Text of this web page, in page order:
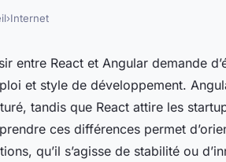
ou angular :
?
›Internet
entre React et Angular demande
et style de développement.
tandis que React attire les
ces différences permet
qu’il s’agisse de stabilité ou